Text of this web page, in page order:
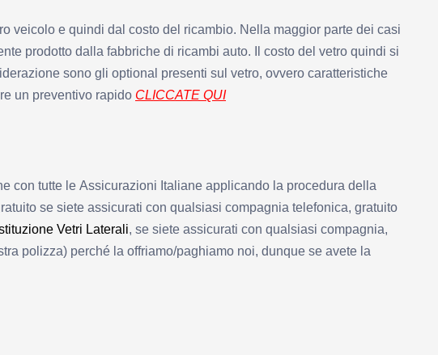
veicolo e quindi dal costo del ricambio. Nella maggior parte dei casi
prodotto dalla fabbriche di ricambi auto. Il costo del vetro quindi si
sono gli optional presenti sul vetro, ovvero caratteristiche
un preventivo rapido CLICCATE QUI
con tutte le Assicurazioni Italiane applicando la procedura della
se siete assicurati con qualsiasi compagnia telefonica, gratuito
Vetri Laterali, se siete assicurati con qualsiasi compagnia,
polizza) perché la offriamo/paghiamo noi, dunque se avete la